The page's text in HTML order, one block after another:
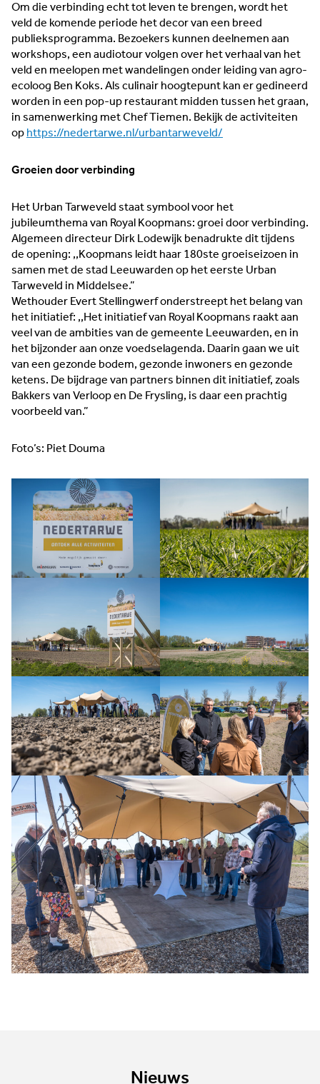
Om die verbinding echt tot leven te brengen, wordt het
veld de komende periode het decor van een breed
publieksprogramma. Bezoekers kunnen deelnemen aan
workshops, een audiotour volgen over het verhaal van het
veld en meelopen met wandelingen onder leiding van agro-
ecoloog Ben Koks. Als culinair hoogtepunt kan er gedineerd
worden in een pop-up restaurant midden tussen het graan,
in samenwerking met Chef Tiemen. Bekijk de activiteiten
op https://nedertarwe.nl/urbantarweveld/
Groeien door verbinding
Het Urban Tarweveld staat symbool voor het
jubileumthema van Royal Koopmans: groei door verbinding.
Algemeen directeur Dirk Lodewijk benadrukte dit tijdens
de opening: ,,Koopmans leidt haar 180ste groeiseizoen in
samen met de stad Leeuwarden op het eerste Urban
Tarweveld in Middelsee.”
Wethouder Evert Stellingwerf onderstreept het belang van
het initiatief: ,,Het initiatief van Royal Koopmans raakt aan
veel van de ambities van de gemeente Leeuwarden, en in
het bijzonder aan onze voedselagenda. Daarin gaan we uit
van een gezonde bodem, gezonde inwoners en gezonde
ketens. De bijdrage van partners binnen dit initiatief, zoals
Bakkers van Verloop en De Frysling, is daar een prachtig
voorbeeld van.”
Foto’s: Piet Douma
Nieuws